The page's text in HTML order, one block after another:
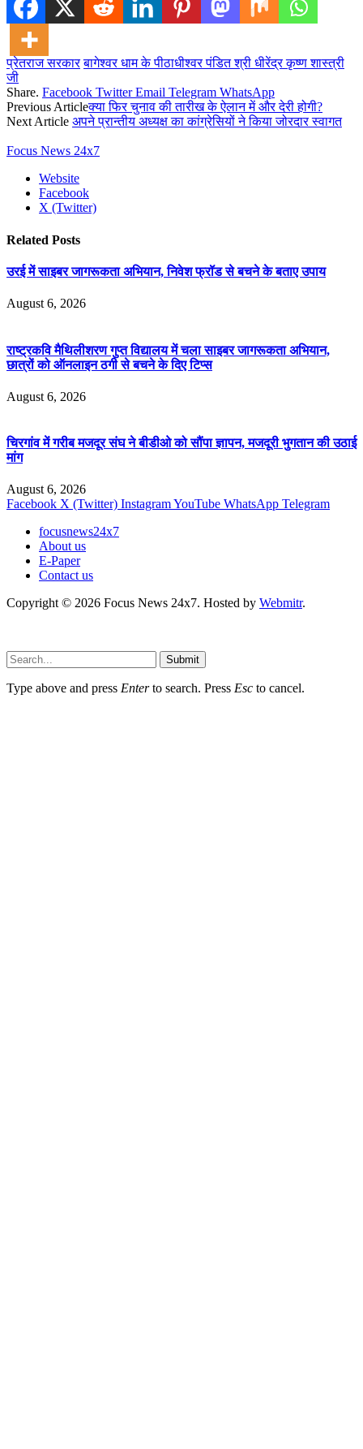
प्रेतराज सरकार बागेश्वर धाम के पीठाधीश्वर पंडित श्री धीरेंद्र कृष्ण शास्त्री
जी
Share. Facebook Twitter Email Telegram WhatsApp
Previous Articleक्या फिर चुनाव की तारीख के ऐलान में और देरी होगी?
Next Article अपने प्रान्तीय अध्यक्ष का कांग्रेसियों ने किया जोरदार स्वागत
Focus News 24x7
Website
Facebook
X (Twitter)
Related Posts
उरई में साइबर जागरूकता अभियान, निवेश फ्रॉड से बचने के बताए उपाय
August 6, 2026
राष्ट्रकवि मैथिलीशरण गुप्त विद्यालय में चला साइबर जागरूकता अभियान,
छात्रों को ऑनलाइन ठगी से बचने के दिए टिप्स
August 6, 2026
चिरगांव में गरीब मजदूर संघ ने बीडीओ को सौंपा ज्ञापन, मजदूरी भुगतान की उठाई
मांग
August 6, 2026
Facebook X (Twitter) InstagramYouTube WhatsApp Telegram
focusnews24x7
About us
E-Paper
Contact us
Copyright © 2026 Focus News 24x7. Hosted by Webmitr.
Submit
Type above and press Enterto search. Press Esc to cancel.